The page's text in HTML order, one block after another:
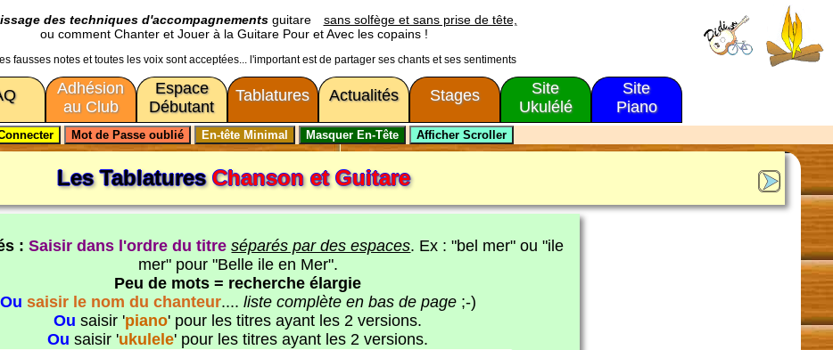
des techniques d'accompagnementsguitare
sans solfège et sans prise de tête,
ou comment Chanter et Jouer à la Guitare Pour et Avec les copains !
fausses notes et toutes les voix sont acceptées... l'important est de partager ses chants et ses sentiments
Adhésion
au Club
Espace
Débutant
Tablatures Actualités Stages
Site
Ukulélé
Site
Piano
Les TablaturesChanson et Guitare
:Saisir dans l'ordre du titre séparés par des espaces. Ex : "bel mer" ou "ile
mer" pour "Belle ile en Mer".
Peu de mots = recherche élargie
Ou saisir le nom du chanteur.... liste complète en bas de page;-)
Ou saisir 'piano' pour les titres ayant les 2 versions.
Ou saisir 'ukulele' pour les titres ayant les 2 versions.